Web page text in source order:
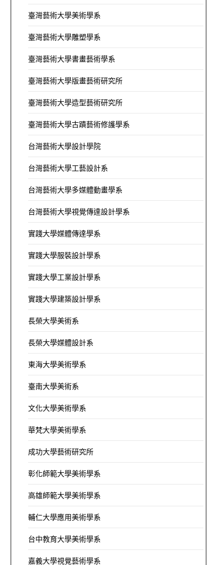
臺灣藝術大學美術學系
臺灣藝術大學雕塑學系
臺灣藝術大學書畫藝術學系
臺灣藝術大學版畫藝術研究所
臺灣藝術大學造型藝術研究所
臺灣藝術大學古蹟藝術修護學系
台灣藝術大學設計學院
台灣藝術大學工藝設計系
台灣藝術大學多媒體動畫學系
台灣藝術大學視覺傳達設計學系
實踐大學媒體傳達學系
實踐大學服裝設計學系
實踐大學工業設計學系
實踐大學建築設計學系
長榮大學美術系
長榮大學媒體設計系
東海大學美術學系
臺南大學美術系
文化大學美術學系
華梵大學美術學系
成功大學藝術研究所
彰化師範大學美術學系
高雄師範大學美術學系
輔仁大學應用美術學系
台中教育大學美術學系
嘉義大學視覺藝術學系